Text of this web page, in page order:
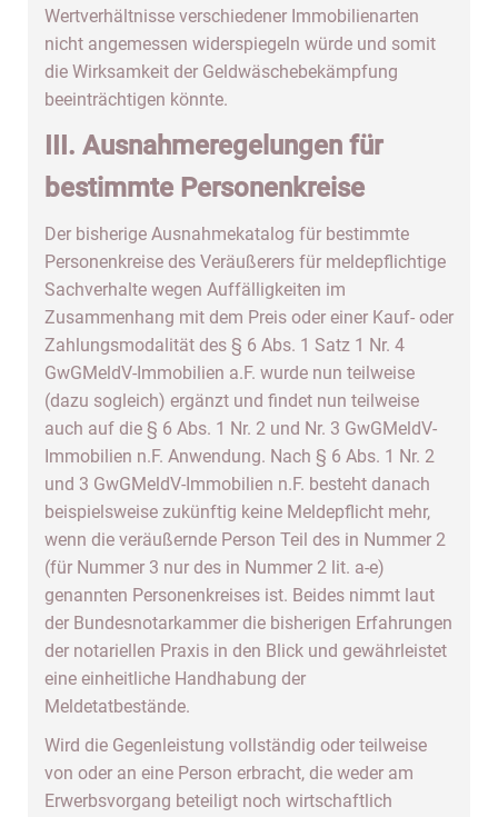
Wertverhältnisse verschiedener Immobilienarten
nicht angemessen widerspiegeln würde und somit
die Wirksamkeit der Geldwäschebekämpfung
beeinträchtigen könnte.
III. Ausnahmeregelungen für
bestimmte Personenkreise
Der bisherige Ausnahmekatalog für bestimmte
Personenkreise des Veräußerers für meldepflichtige
Sachverhalte wegen Auffälligkeiten im
Zusammenhang mit dem Preis oder einer Kauf- oder
Zahlungsmodalität des § 6 Abs. 1 Satz 1 Nr. 4
GwGMeldV-Immobilien a.F. wurde nun teilweise
(dazu sogleich) ergänzt und findet nun teilweise
auch auf die § 6 Abs. 1 Nr. 2 und Nr. 3 GwGMeldV-
Immobilien n.F. Anwendung. Nach § 6 Abs. 1 Nr. 2
und 3 GwGMeldV-Immobilien n.F. besteht danach
beispielsweise zukünftig keine Meldepflicht mehr,
wenn die veräußernde Person Teil des in Nummer 2
(für Nummer 3 nur des in Nummer 2 lit. a-e)
genannten Personenkreises ist. Beides nimmt laut
der Bundesnotarkammer die bisherigen Erfahrungen
der notariellen Praxis in den Blick und gewährleistet
eine einheitliche Handhabung der
Meldetatbestände.
Wird die Gegenleistung vollständig oder teilweise
von oder an eine Person erbracht, die weder am
Erwerbsvorgang beteiligt noch wirtschaftlich